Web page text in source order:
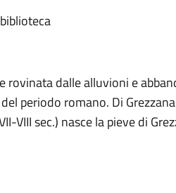
rovinata dalle alluvioni e
periodo romano. Di
VIII sec.) nasce la pieve di